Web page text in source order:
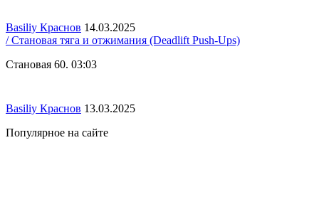
Basiliy Краснов 14.03.2025
/ Становая тяга и отжимания (Deadlift Push-Ups)
Становая 60. 03:03
Basiliy Краснов 13.03.2025
Популярное на сайте